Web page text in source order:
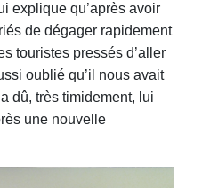
explique qu’après avoir
de dégager rapidement
touristes pressés d’aller
oublié qu’il nous avait
dû, très timidement, lui
une nouvelle